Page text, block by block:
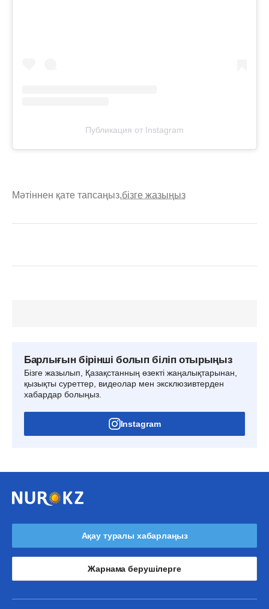
Публикация от Instagram
Мәтіннен қате тапсаңыз,бізге жазыңыз
Барлығын бірінші болып біліп отырыңыз
Бізге жазылып, Қазақстанның өзекті жаңалықтарынан,
қызықты суреттер, видеолар мен эксклюзивтерден
хабардар болыңыз.
Instagram
Ақау туралы хабарлаңыз
Жарнама берушілерге